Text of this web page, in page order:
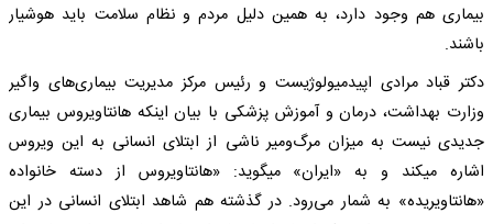
بیماری هم وجود دارد، به همین دلیل مردم و نظام سلامت باید هوشیار
باشند.
دکتر قباد مرادی اپیدمیولوژیست و رئیس مرکز مدیریت بیماری‌های واگیر
وزارت بهداشت، درمان و آموزش پزشکی با بیان اینکه هانتاویروس بیماری
جدیدی نیست به میزان مرگ‌ومیر ناشی از ابتلای انسانی به این ویروس
اشاره می‎کند و به «ایران» می‎گوید: «هانتاویروس از دسته خانواده
«هانتاویریده» به شمار می‌رود. در گذشته هم شاهد ابتلای انسانی در این